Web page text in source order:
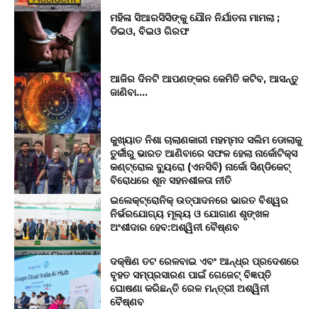
ମହିଳା ସିଆରସିସିଙ୍କୁ ଯୌନ ନିର୍ଯାତନା ମାମଲା ;
ଡିଇଓ, ବିଇଓ ଗିରଫ
ଆଜିର ଦିନଟି ଆପଣଙ୍କର କେମିତି କଟିବ, ଆସନ୍ତୁ
ଜାଣିବା….
କୁଖ୍ୟାତ ନିଶା ଚାଲାଣକାରୀ ମହମ୍ମଦ ସଲିମ ଡୋଲାକୁ
ତୁର୍କୀରୁ ଭାରତ ଆଣିବାରେ ସଫଳ ହେଲା ନାର୍କୋଟିକ୍ସ
କଣ୍ଟ୍ରୋଲ ବ୍ୟୁରୋ (ଏନସିବି) ନାର୍କୋ ସିଣ୍ଡିକେଟ୍
ବିରୋଧରେ ଶୂନ ସହନଶୀଳତା ନୀତି
ଇଲେକ୍ଟ୍ରୋନିକ୍ ଉତ୍ପାଦନରେ ଭାରତ ବିଶ୍ୱର
ନିର୍ଭରଯୋଗ୍ୟ ମୂଲ୍ୟ ଓ ଯୋଗାଣ ଶୃଙ୍ଖଳ
ଅଂଶୀଦାର ହେବ:ଅଶ୍ୱିନୀ ବୈଷ୍ଣବ
ଦକ୍ଷିଣ ତଟ ରେଳବାଇ ଏବଂ ଆନ୍ଧ୍ର ପ୍ରଦେଶରେ
ବୃହତ ସମ୍ପ୍ରସାରଣ ପାଇଁ ଗେଜେଟ୍ ବିଜ୍ଞପ୍ତି
ଘୋଷଣା କରିଛନ୍ତି ରେଳ ମନ୍ତ୍ରୀ ଅଶ୍ୱିନୀ
ବୈଷ୍ଣବ